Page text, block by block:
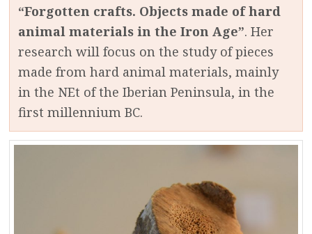
“Forgotten crafts. Objects made of hard
animal materials in the Iron Age”. Her
research will focus on the study of pieces
made from hard animal materials, mainly
in the NEt of the Iberian Peninsula, in the
first millennium BC.